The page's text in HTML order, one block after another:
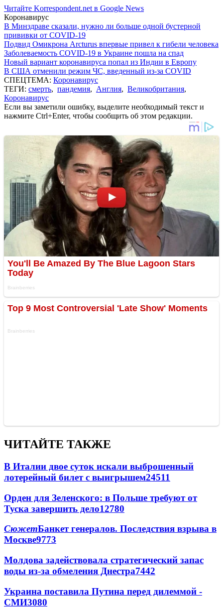
Читайте Korrespondent.net в Google News
Коронавирус
В Минздраве сказали, нужно ли больше одной бустерной
прививки от COVID-19
Подвид Омикрона Arcturus впервые привел к гибели человека
Заболеваемость COVID-19 в Украине пошла на спад
Новый вариант коронавируса попал из Индии в Европу
В США отменили режим ЧС, введенный из-за COVID
СПЕЦТЕМА: Коронавирус
ТЕГИ: смерть, пандемия, Англия, Великобритания,
Коронавирус
Если вы заметили ошибку, выделите необходимый текст и
нажмите Ctrl+Enter, чтобы сообщить об этом редакции.
ЧИТАЙТЕ ТАКЖЕ
В Италии двое суток искали выброшенный
лотерейный билет с выигрышем24511
Орден для Зеленского: в Польше требуют от
Туска завершить дело12780
СюжетБанкет генералов. Последствия взрыва в
Москве9773
Молдова задействовала стратегический запас
воды из-за обмеления Днестра7442
Украина поставила Путина перед дилеммой -
СМИ3080